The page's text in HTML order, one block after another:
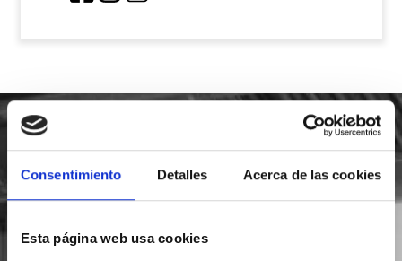
Consentimiento Detalles Acerca de las cookies
Esta página web usa cookies
SOLICITA INFORMACIÓN